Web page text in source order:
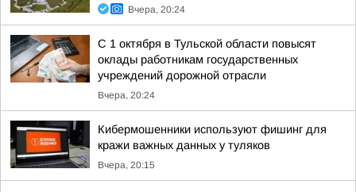
Вчера, 20:24
С 1 октября в Тульской области повысят
оклады работникам государственных
учреждений дорожной отрасли
Вчера, 20:24
Кибермошенники используют фишинг для
кражи важных данных у туляков
Вчера, 20:15